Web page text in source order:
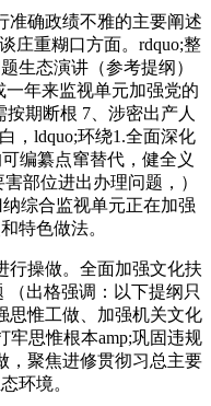
确政绩不雅的主要阐述
庄重糊口方面。rdquo;整
生态演讲（参考提纲）
年来监视单元加强党的
期断根 7、涉密出产人
，ldquo;环绕1.全面深化
编纂点窜替代，健全义
部位进出办理问题，）
综合监视单元正在加强
特色做法。
操做。全面加强文化扶
出格强调：以下提纲只
思惟工做、加强机关文化
牢思惟根本amp;巩固违规
，聚焦进修贯彻习总主要
环境。